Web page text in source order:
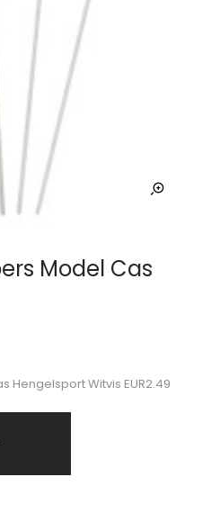
Model Cas
Hengelsport Witvis EUR2.49